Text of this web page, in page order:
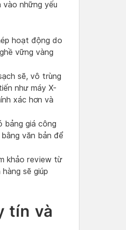
những yếu
hoạt động do
vững vàng
sẽ, vô trùng
như máy X-
xác hơn và
bảng giá công
văn bản để
khảo review từ
sẽ giúp
tín và